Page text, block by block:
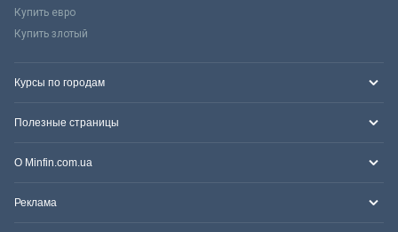
Купить евро
Купить злотый
Курсы по городам
Полезные страницы
О Minfin.com.ua
Реклама